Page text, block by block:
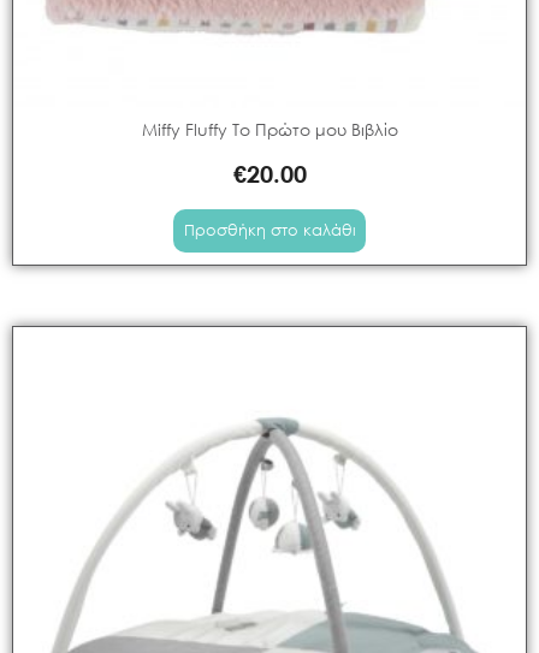
Miffy Fluffy Το Πρώτο μου Βιβλίο
€20.00
Προσθήκη στο καλάθι